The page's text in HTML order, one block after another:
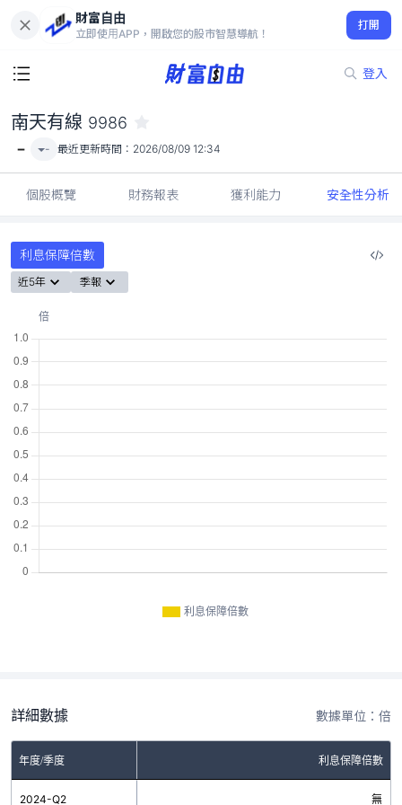
財富自由
立即使用APP，開啟您的股市智慧導航！
打開
登入
-
南天有線 9986
- - 最近更新時間： 2026/08/09 12:34
個股概覽 財務報表 獲利能力 安全性分析
利息保障倍數
近5年 季報
利息保障倍數
詳細數據 數據單位：倍
年度/季度 利息保障倍數
2024-Q2 無